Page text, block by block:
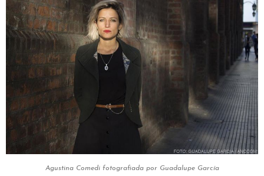
Agustina Comedi fotografiada por Guadalupe García